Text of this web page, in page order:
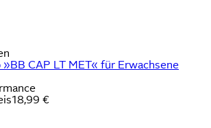
»BB CAP LT MET« für Erwachsene
18,99 €